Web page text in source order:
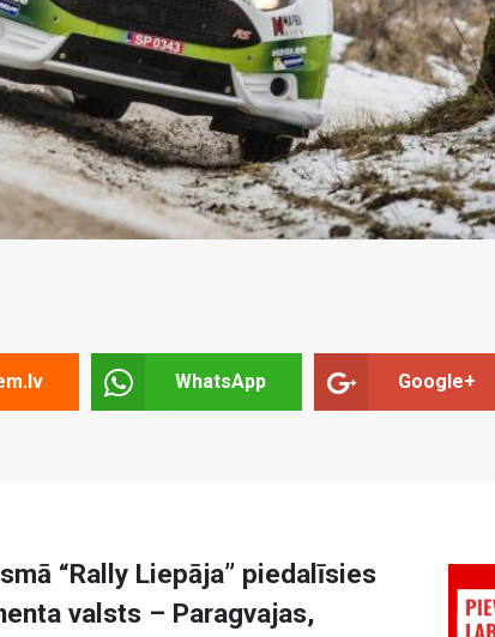
WhatsApp Google+
“Rally Liepāja” piedalīsies
valsts – Paragvajas,